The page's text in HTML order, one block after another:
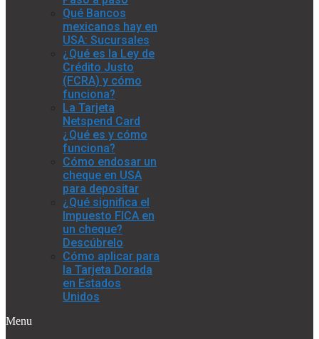
Qué Bancos
mexicanos hay en
USA: Sucursales
¿Qué es la Ley de
Crédito Justo
(FCRA) y cómo
funciona?
La Tarjeta
Netspend Card
¿Qué es y cómo
funciona?
Cómo endosar un
cheque en USA
para depositar
¿Qué significa el
Impuesto FICA en
un cheque?
Descúbrelo
Cómo aplicar para
la Tarjeta Dorada
en Estados
Unidos
Menu